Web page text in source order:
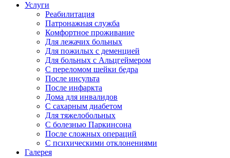
Услуги
Реабилитация
Патронажная служба
Комфортное проживание
Для лежачих больных
Для пожилых с деменцией
Для больных с Альцгеймером
С переломом шейки бедра
После инсульта
После инфаркта
Дома для инвалидов
С сахарным диабетом
Для тяжелобольных
С болезнью Паркинсона
После сложных операций
С психическими отклонениями
Галерея